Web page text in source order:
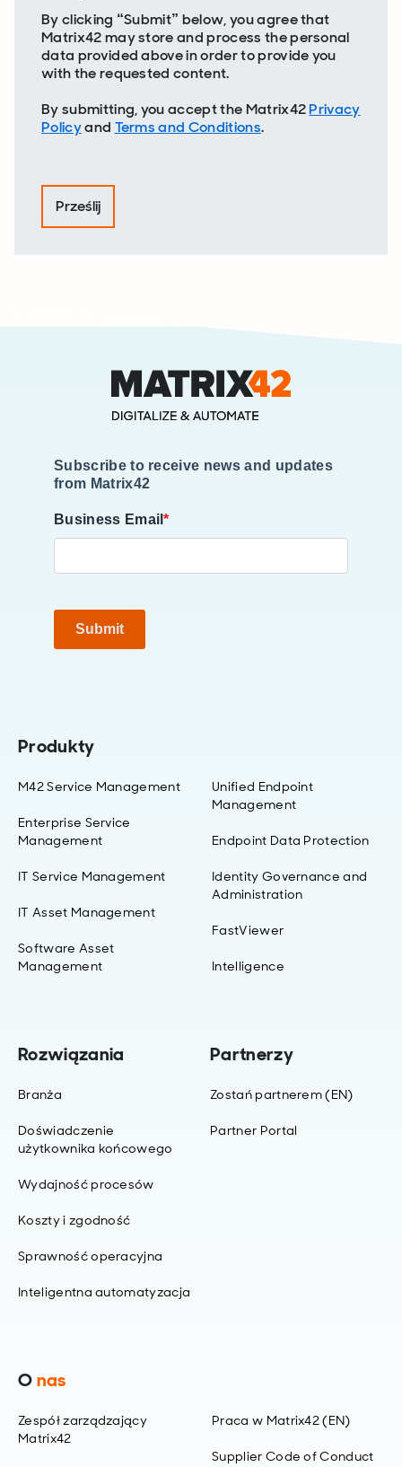
By clicking “Submit” below, you agree that
Matrix42 may store and process the personal
data provided above in order to provide you
with the requested content.
By submitting, you accept the Matrix42Privacy
Policyand Terms and Conditions.
Subscribe to receive news and updates
from Matrix42
Business Email*
Submit
Produkty
M42 Service Management
Enterprise Service
Management
IT Service Management
IT Asset Management
Software Asset
Management
Unified Endpoint
Management
Endpoint Data Protection
Identity Governance and
Administration
FastViewer
Intelligence
Rozwiązania
Branża
Doświadczenie
użytkownika końcowego
Wydajność procesów
Koszty i zgodność
Sprawność operacyjna
Inteligentna automatyzacja
Onas
Zespół zarządzający
Matrix42
Praca w Matrix42 (EN)
Supplier Code of Conduct
Partnerzy
Zostań partnerem (EN)
Partner Portal